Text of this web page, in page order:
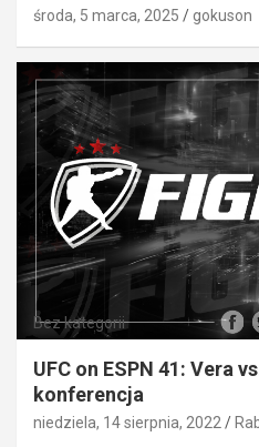
środa, 5 marca, 2025 gokuson
Bez kategorii
UFC on ESPN 41: Vera
konferencja
niedziela, 14 sierpnia, 2022